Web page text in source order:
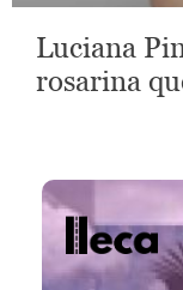
Luciana
rosarina
lleca - Periodismo callejero
Periodismo callejero